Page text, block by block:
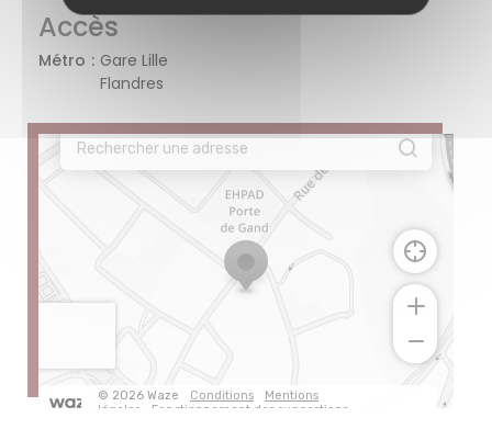
Accès
Métro
Gare Lille
Flandres